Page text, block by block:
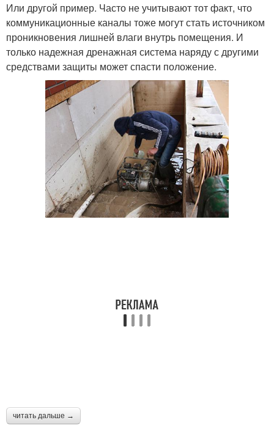
Или другой пример. Часто не учитывают тот факт, что
коммуникационные каналы тоже могут стать источником
проникновения лишней влаги внутрь помещения. И
только надежная дренажная система наряду с другими
средствами защиты может спасти положение.
читать дальше →